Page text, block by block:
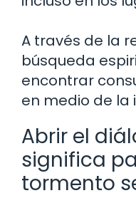
A través de la
búsqueda
encontrar
en medio de la
Abrir el
significa
tormento